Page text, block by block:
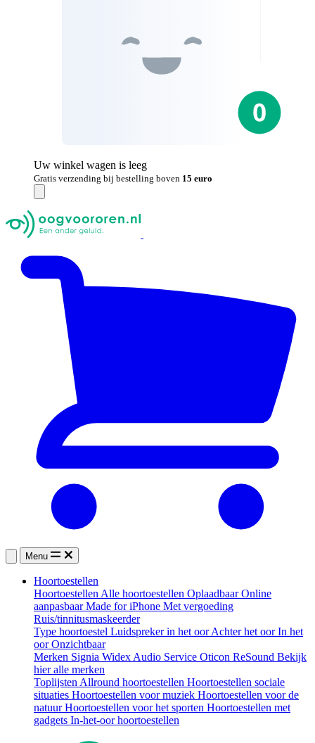
Uw winkel wagen is leeg
Gratis verzending bij bestelling boven 15 euro
Menu
Hoortoestellen
HoortoestellenAlle hoortoestellen OplaadbaarOnline
aanpasbaarMade for iPhone Met vergoeding
Ruis/tinnitusmaskeerder
Type hoortoestel Luidspreker in het oorAchter het oorIn het
oorOnzichtbaar
Merken Signia WidexAudio Service Oticon ReSound Bekijk
hier alle merken
ToplijstenAllround hoortoestellen Hoortoestellen sociale
situaties Hoortoestellen voor muziek Hoortoestellen voor de
natuurHoortoestellen voor het sporten Hoortoestellen met
gadgets In-het-oor hoortoestellen